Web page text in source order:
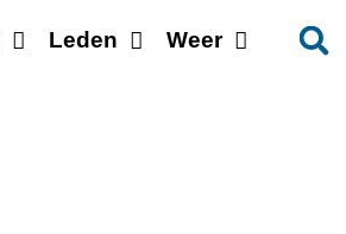
Leden Weer